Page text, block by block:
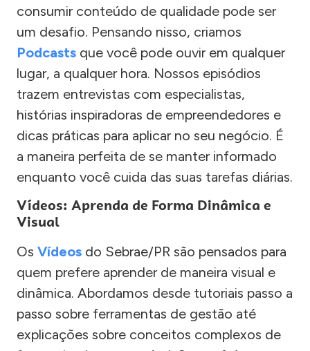
consumir conteúdo de qualidade pode ser
um desafio. Pensando nisso, criamos
Podcasts que você pode ouvir em qualquer
lugar, a qualquer hora. Nossos episódios
trazem entrevistas com especialistas,
histórias inspiradoras de empreendedores e
dicas práticas para aplicar no seu negócio. É
a maneira perfeita de se manter informado
enquanto você cuida das suas tarefas diárias.
Vídeos: Aprenda de Forma Dinâmica e
Visual
Os Vídeos do Sebrae/PR são pensados para
quem prefere aprender de maneira visual e
dinâmica. Abordamos desde tutoriais passo a
passo sobre ferramentas de gestão até
explicações sobre conceitos complexos de